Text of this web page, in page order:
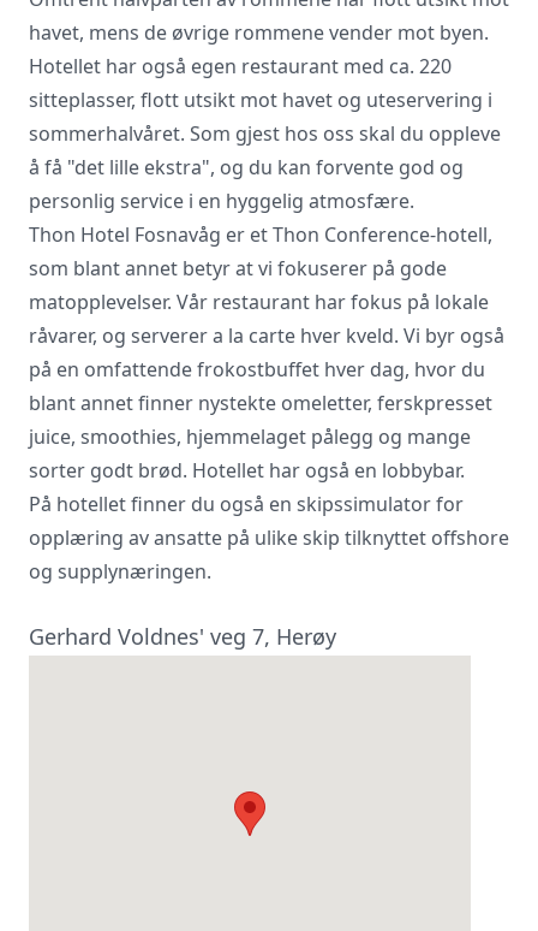
havet, mens de øvrige rommene vender mot byen.
Hotellet har også egen restaurant med ca. 220
sitteplasser, flott utsikt mot havet og uteservering i
sommerhalvåret. Som gjest hos oss skal du oppleve
å få "det lille ekstra", og du kan forvente god og
personlig service i en hyggelig atmosfære.
Thon Hotel Fosnavåg er et Thon Conference-hotell,
som blant annet betyr at vi fokuserer på gode
matopplevelser. Vår restaurant har fokus på lokale
råvarer, og serverer a la carte hver kveld. Vi byr også
på en omfattende frokostbuffet hver dag, hvor du
blant annet finner nystekte omeletter, ferskpresset
juice, smoothies, hjemmelaget pålegg og mange
sorter godt brød. Hotellet har også en lobbybar.
På hotellet finner du også en skipssimulator for
opplæring av ansatte på ulike skip tilknyttet offshore
og supplynæringen.
Gerhard Voldnes' veg 7, Herøy
LUKK VINDU SEND FORESPØRSEL